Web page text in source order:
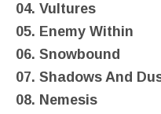
04. Vultures
05. Enemy Within
06. Snowbound
07. Shadows And
08. Nemesis